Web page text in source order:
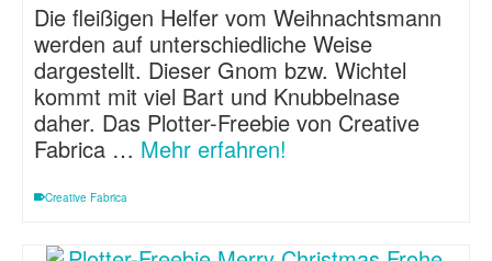
Die fleißigen Helfer vom Weihnachtsmann
werden auf unterschiedliche Weise
dargestellt. Dieser Gnom bzw. Wichtel
kommt mit viel Bart und Knubbelnase
daher. Das Plotter-Freebie von Creative
Fabrica … Mehr erfahren!
Creative Fabrica